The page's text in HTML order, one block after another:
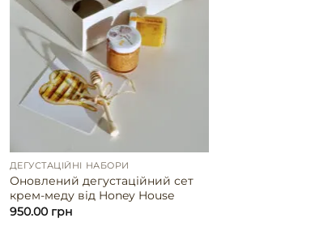
ДЕГУСТАЦІЙНІ НАБОРИ
Оновлений дегустаційний сет
крем-меду від Honey House
950.00 грн